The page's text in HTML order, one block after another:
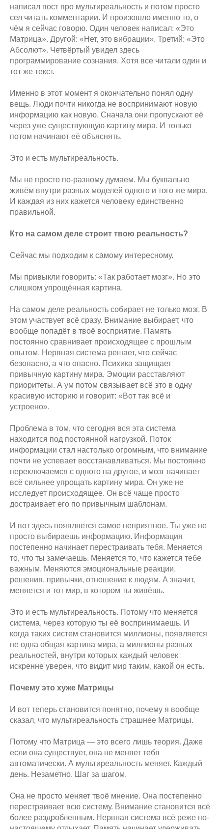
написал пост про мультиреальность и потом просто
сел читать комментарии. И произошло именно то, о
чём я сейчас говорю. Один человек написал: «Это
Матрица». Другой: «Нет, это вибрации». Третий: «Это
Абсолют». Четвёртый увидел здесь
программирование сознания. Хотя все читали один и
тот же текст.
Именно в этот момент я окончательно понял одну
вещь. Люди почти никогда не воспринимают новую
информацию как новую. Сначала они пропускают её
через уже существующую картину мира. И только
потом начинают её объяснять.
Это и есть мультиреальность.
Мы не просто по-разному думаем. Мы буквально
живём внутри разных моделей одного и того же мира.
И каждая из них кажется человеку единственно
правильной.
Кто на самом деле строит твою реальность?
Сейчас мы подходим к са́мому интересному.
Мы привыкли говорить: «Так работает мозг». Но это
слишком упрощённая картина.
На самом деле реальность собирает не только мозг. В
этом участвует всё сразу. Внимание выбирает, что
вообще попадёт в твоё восприятие. Память
постоянно сравнивает происходящее с прошлым
опытом. Нервная система решает, что сейчас
безопасно, а что опасно. Психика защищает
привычную картину мира. Эмоции расставляют
приоритеты. А ум потом связывает всё это в одну
красивую историю и говорит: «Вот так всё и
устроено».
Проблема в том, что сегодня вся эта система
находится под постоянной нагрузкой. Поток
информации стал настолько огромным, что внимание
почти не успевает восстанавливаться. Мы постоянно
переключаемся с одного на другое, и мозг начинает
всё сильнее упрощать картину мира. Он уже не
исследует происходящее. Он всё чаще просто
достраивает его по привычным шаблонам.
И вот здесь появляется самое неприятное. Ты уже не
просто выбираешь информацию. Информация
постепенно начинает перестраивать тебя. Меняется
то, что ты замечаешь. Меняется то, что кажется тебе
важным. Меняются эмоциональные реакции,
решения, привычки, отношение к людям. А значит,
меняется и тот мир, в котором ты живёшь.
Это и есть мультиреальность. Потому что меняется
система, через которую ты её воспринимаешь. И
когда таких систем становится миллионы, появляется
не одна общая картина мира, а миллионы разных
реальностей, внутри которых каждый человек
искренне уверен, что видит мир таким, какой он есть.
Почему это хуже Матрицы
И вот теперь становится понятно, почему я вообще
сказал, что мультиреальность страшнее Матрицы.
Потому что Матрица — это всего лишь теория. Даже
если она существует, она не меняет тебя
автоматически. А мультиреальность меняет. Каждый
день. Незаметно. Шаг за шагом.
Она не просто меняет твоё мнение. Она постепенно
перестраивает всю систему. Внимание становится всё
более раздробленным. Нервная система всё реже по-